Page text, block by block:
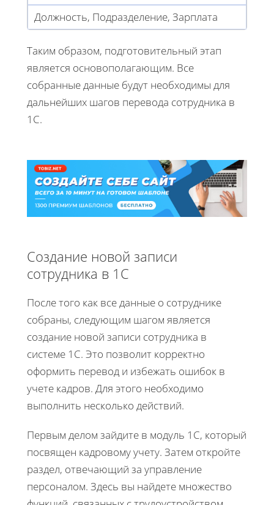
Должность, Подразделение, Зарплата
Таким образом, подготовительный этап
является основополагающим. Все
собранные данные будут необходимы для
дальнейших шагов перевода сотрудника в
1С.
Создание новой записи
сотрудника в 1С
После того как все данные о сотруднике
собраны, следующим шагом является
создание новой записи сотрудника в
системе 1С. Это позволит корректно
оформить перевод и избежать ошибок в
учете кадров. Для этого необходимо
выполнить несколько действий.
Первым делом зайдите в модуль 1С, который
посвящен кадровому учету. Затем откройте
раздел, отвечающий за управление
персоналом. Здесь вы найдете множество